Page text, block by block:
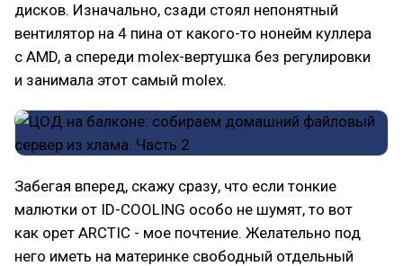
дисков. Изначально, сзади стоял непонятный
вентилятор на 4 пина от какого-то нонейм куллера
с AMD, а спереди molex-вертушка без регулировки
и занимала этот самый molex.
Забегая вперед, скажу сразу, что если тонкие
малютки от ID-COOLING особо не шумят, то вот
как орет ARCTIC - мое почтение. Желательно под
него иметь на материнке свободный отдельный